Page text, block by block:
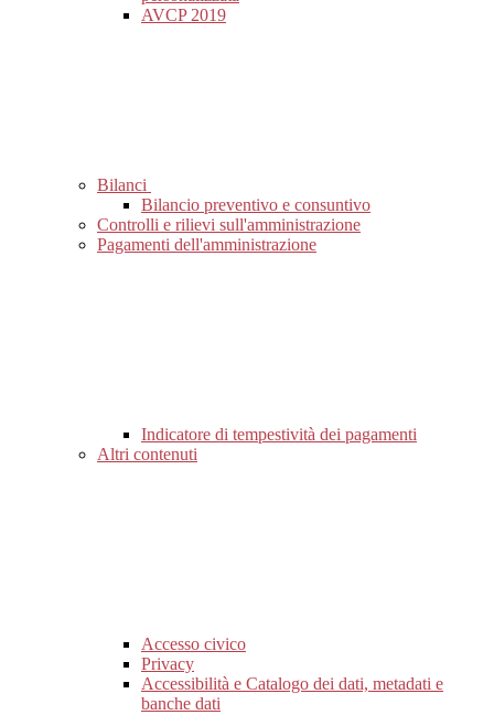
AVCP 2019
Bilanci
Bilancio preventivo e consuntivo
Controlli e rilievi sull'amministrazione
Pagamenti dell'amministrazione
Indicatore di tempestività dei pagamenti
Altri contenuti
Accesso civico
Privacy
Accessibilità e Catalogo dei dati, metadati e
banche dati